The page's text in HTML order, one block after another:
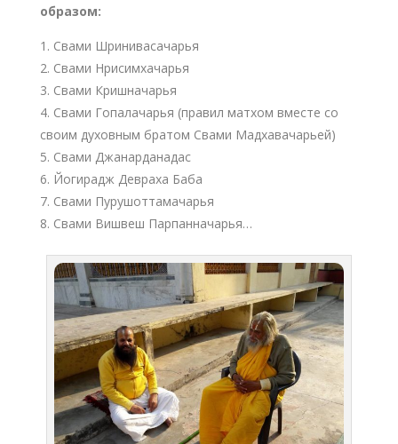
образом:
Свами Шринивасачарья
Свами Нрисимхачарья
Свами Кришначарья
Свами Гопалачарья (правил матхом вместе со
своим духовным братом Свами Мадхавачарьей)
Свами Джанарданадас
Йогирадж Девраха Баба
Свами Пурушоттамачарья
Свами Вишвеш Парпанначарья…